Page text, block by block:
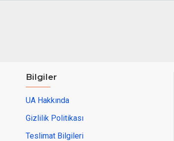
Bilgiler
UA Hakkında
Gizlilik Politikası
Teslimat Bilgileri